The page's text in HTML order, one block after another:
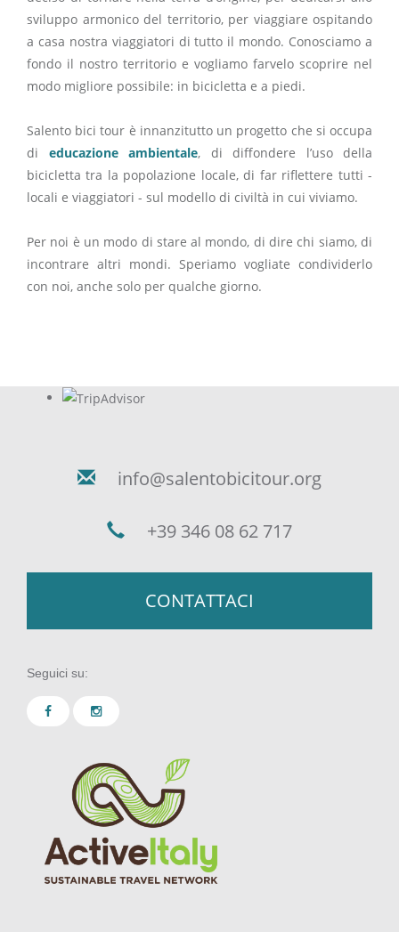
sviluppo armonico del territorio, per viaggiare ospitando
a casa nostra viaggiatori di tutto il mondo. Conosciamo a
fondo il nostro territorio e vogliamo farvelo scoprire nel
modo migliore possibile: in bicicletta e a piedi.
Salento bici tour è innanzitutto un progetto che si occupa
di educazione ambientale, di diffondere l’uso della
bicicletta tra la popolazione locale, di far riflettere tutti -
locali e viaggiatori - sul modello di civiltà in cui viviamo.
Per noi è un modo di stare al mondo, di dire chi siamo, di
incontrare altri mondi. Speriamo vogliate condividerlo
con noi, anche solo per qualche giorno.
info@salentobicitour.org
+39 346 08 62 717
CONTATTACI
Seguici su: